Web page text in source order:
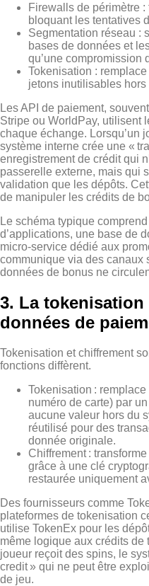
Firewalls de périmètre :
bloquant les tentatives
Segmentation réseau :
bases de données et
qu’une compromission
Tokenisation :
jetons inutilisables
Les API de paiement,
Stripe ou WorldPay, utilisent
chaque échange. Lorsqu’un
système interne crée une «
enregistrement de crédit qui
passerelle externe, mais qui
validation que les dépôts.
de manipuler les crédits de
Le schéma typique
d’applications, une base de
micro‑service dédié aux
communique via des canaux
données de bonus ne
3. La
données de
Tokenisation et chiffrement
fonctions diffèrent.
Tokenisation :
numéro de carte) par
aucune valeur hors du
réutilisé pour des
donnée originale.
Chiffrement :
grâce à une clé
restaurée uniquement
Des fournisseurs comme
plateformes de tokenisation
utilise TokenEx pour les
même logique aux crédits de
joueur reçoit des spins, le
credit » qui ne peut être
de jeu.